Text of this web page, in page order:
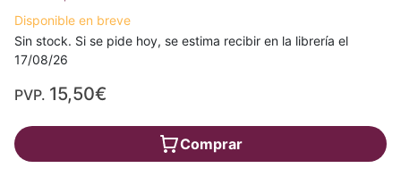
Disponible en breve
Sin stock. Si se pide hoy, se estima recibir en la librería el
17/08/26
PVP. 15,50€
Comprar